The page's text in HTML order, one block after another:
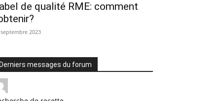
de qualité RME: comment
septembre 2023
Derniers messages du forum